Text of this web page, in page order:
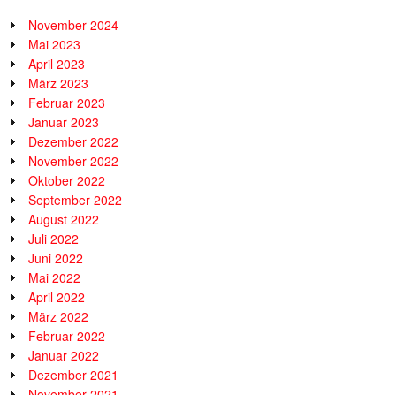
November 2024
Mai 2023
April 2023
März 2023
Februar 2023
Januar 2023
Dezember 2022
November 2022
Oktober 2022
September 2022
August 2022
Juli 2022
Juni 2022
Mai 2022
April 2022
März 2022
Februar 2022
Januar 2022
Dezember 2021